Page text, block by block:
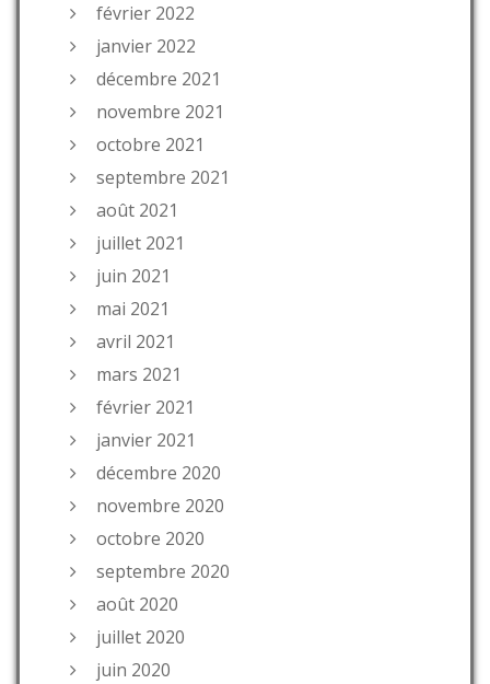
février 2022
janvier 2022
décembre 2021
novembre 2021
octobre 2021
septembre 2021
août 2021
juillet 2021
juin 2021
mai 2021
avril 2021
mars 2021
février 2021
janvier 2021
décembre 2020
novembre 2020
octobre 2020
septembre 2020
août 2020
juillet 2020
juin 2020